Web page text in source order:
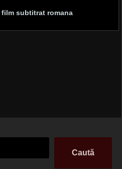
film subtitrat romana
Caută